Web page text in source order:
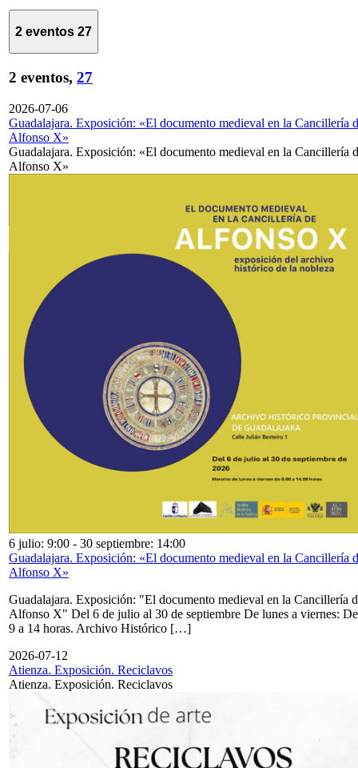
2 eventos 27
2 eventos, 27
2026-07-06
Guadalajara. Exposición: «El documento medieval en la Cancillería
Alfonso X»
Guadalajara. Exposición: «El documento medieval en la Cancillería
Alfonso X»
6 julio: 9:00 - 30 septiembre: 14:00
Guadalajara. Exposición: «El documento medieval en la Cancillería
Alfonso X»
Guadalajara. Exposición: "El documento medieval en la Cancillería
Alfonso X" Del 6 de julio al 30 de septiembre De lunes a viernes: De
9 a 14 horas. Archivo Histórico […]
2026-07-12
Atienza. Exposición. Reciclavos
Atienza. Exposición. Reciclavos